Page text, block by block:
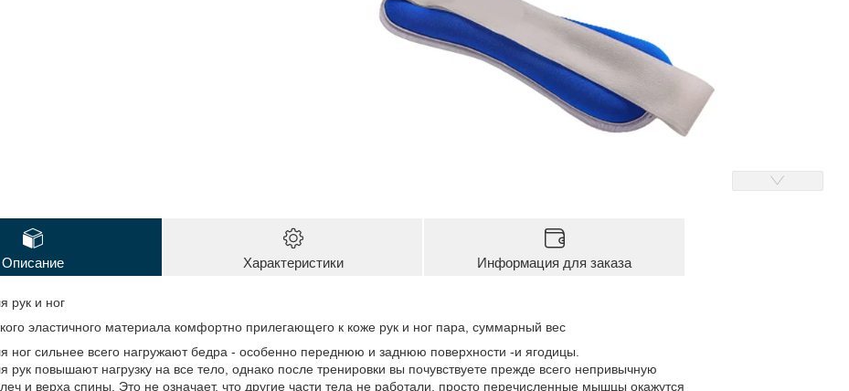
Описание Характеристики Информация для заказа
рук и ног
эластичного материала комфортно прилегающего к коже рук и ног пара, суммарный вес
ног сильнее всего нагружают бедра - особенно переднюю и заднюю поверхности -и ягодицы.
рук повышают нагрузку на все тело, однако после тренировки вы почувствуете прежде всего непривычную
и верха спины. Это не означает, что другие части тела не работали, просто перечисленные мышцы окажутся